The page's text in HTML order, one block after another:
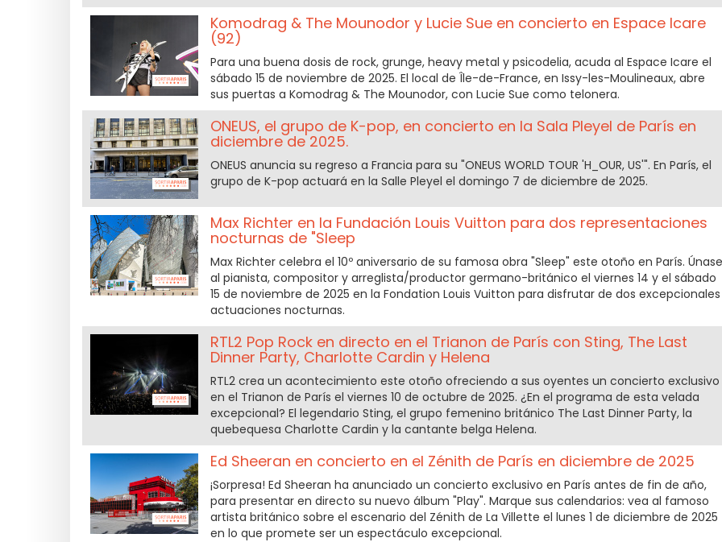
Komodrag & The Mounodor y Lucie Sue en concierto en Espace Icare
(92)
Para una buena dosis de rock, grunge, heavy metal y psicodelia, acuda al Espace Icare el
sábado 15 de noviembre de 2025. El local de Île-de-France, en Issy-les-Moulineaux, abre
sus puertas a Komodrag & The Mounodor, con Lucie Sue como telonera.
ONEUS, el grupo de K-pop, en concierto en la Sala Pleyel de París en
diciembre de 2025.
ONEUS anuncia su regreso a Francia para su "ONEUS WORLD TOUR 'H_OUR, US'". En París, el
grupo de K-pop actuará en la Salle Pleyel el domingo 7 de diciembre de 2025.
Max Richter en la Fundación Louis Vuitton para dos representaciones
nocturnas de "Sleep
Max Richter celebra el 10º aniversario de su famosa obra "Sleep" este otoño en París. Únase
al pianista, compositor y arreglista/productor germano-británico el viernes 14 y el sábado
15 de noviembre de 2025 en la Fondation Louis Vuitton para disfrutar de dos excepcionales
actuaciones nocturnas.
RTL2 Pop Rock en directo en el Trianon de París con Sting, The Last
Dinner Party, Charlotte Cardin y Helena
RTL2 crea un acontecimiento este otoño ofreciendo a sus oyentes un concierto exclusivo
en el Trianon de París el viernes 10 de octubre de 2025. ¿En el programa de esta velada
excepcional? El legendario Sting, el grupo femenino británico The Last Dinner Party, la
quebequesa Charlotte Cardin y la cantante belga Helena.
Ed Sheeran en concierto en el Zénith de París en diciembre de 2025
¡Sorpresa! Ed Sheeran ha anunciado un concierto exclusivo en París antes de fin de año,
para presentar en directo su nuevo álbum "Play". Marque sus calendarios: vea al famoso
artista británico sobre el escenario del Zénith de La Villette el lunes 1 de diciembre de 2025
en lo que promete ser un espectáculo excepcional.